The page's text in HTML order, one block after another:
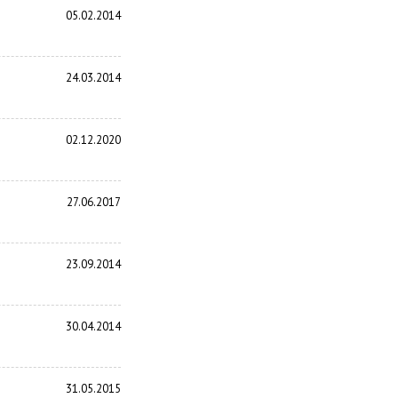
05.02.2014
24.03.2014
02.12.2020
27.06.2017
23.09.2014
30.04.2014
31.05.2015